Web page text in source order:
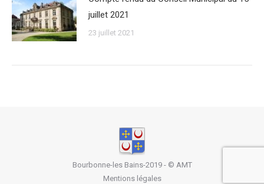
juillet 2021
23 juillet 2021
Bourbonne-les Bains-2019 - © AMT
Mentions légales